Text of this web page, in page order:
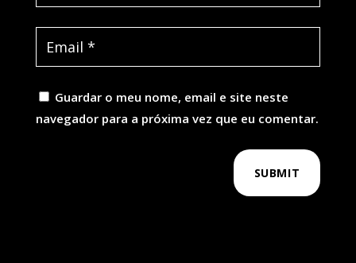
Guardar o meu nome, email e site neste
navegador para a próxima vez que eu comentar.
SUBMIT